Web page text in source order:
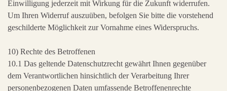
Einwilligung jederzeit mit Wirkung für die Zukunft widerrufen.
Um Ihren Widerruf auszuüben, befolgen Sie bitte die vorstehend
geschilderte Möglichkeit zur Vornahme eines Widerspruchs.
10) Rechte des Betroffenen
10.1 Das geltende Datenschutzrecht gewährt Ihnen gegenüber
dem Verantwortlichen hinsichtlich der Verarbeitung Ihrer
personenbezogenen Daten umfassende Betroffenenrechte